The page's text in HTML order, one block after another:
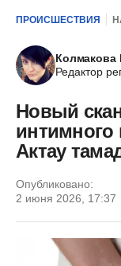
ПРОИСШЕСТВИЯ
Колмакова
Редактор
Новый
интимного
Актау
Опубликовано:
2 июня 2026, 17:37